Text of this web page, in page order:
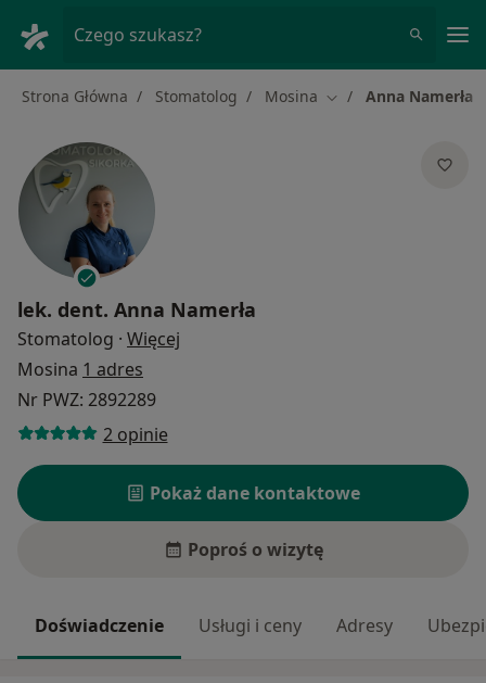
Czego szukasz?
Strona Główna Stomatolog Mosina Zmień miasto
Anna Namerła
lek. dent. Anna Namerła
Stomatolog · Więcej
Mosina 1 adres
Nr PWZ: 2892289
2 opinie
Pokaż dane kontaktowe
Poproś o wizytę
Doświadczenie Usługi i ceny Adresy